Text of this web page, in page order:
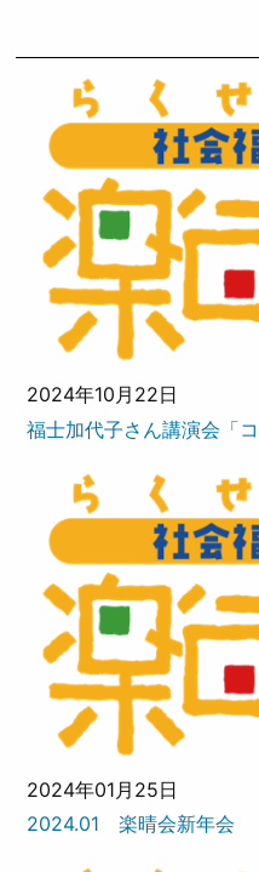
2024年10月22日
福士加代子さん講演会「
2024年01月25日
2024.01 楽晴会新年会